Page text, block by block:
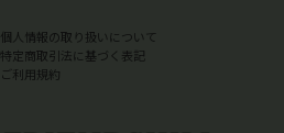
個人情報の取り扱いについて
特定商取引法に基づく表記
ご利用規約